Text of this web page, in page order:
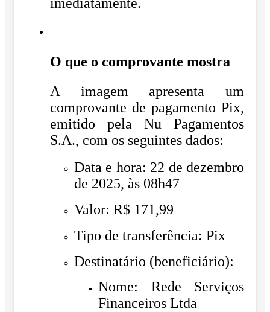
O que o comprovante mostra
A imagem apresenta um
comprovante de pagamento Pix,
emitido pela Nu Pagamentos
S.A., com os seguintes dados:
Data e hora: 22 de dezembro
de 2025, às 08h47
Valor: R$ 171,99
Tipo de transferência: Pix
Destinatário (beneficiário):
Nome: Rede Serviços
Financeiros Ltda